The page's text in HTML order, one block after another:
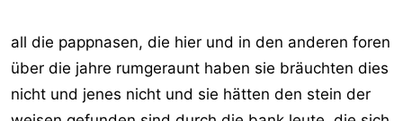
all die pappnasen, die hier und in den anderen foren
über die jahre rumgeraunt haben sie bräuchten dies
nicht und jenes nicht und sie hätten den stein der